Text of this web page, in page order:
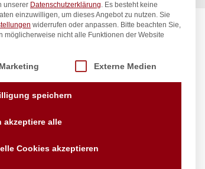
inkl. / exkl. MwSt.
Anfragen
Wir sind seit über 40 Jahren
für Sie da
unserer Datenschutzerklärung. Es besteht keine
einzuwilligen, um dieses Angebot zu nutzen. Sie
widerrufen oder anpassen. Bitte beachten Sie,
nicht alle Funktionen der Website
für die eine Einwilligung erteilt werden kann.
Marketing Externe Medien
speichern
akzeptiere alle
Cookies akzeptieren